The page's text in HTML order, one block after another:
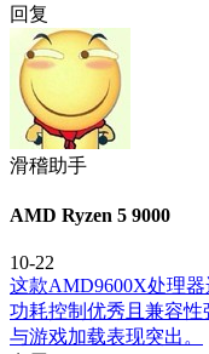
回复
滑稽助手
AMD Ryzen 5 9000
10-22
这款AMD9600X处理
功耗控制优秀且兼容
与游戏加载表现突出。